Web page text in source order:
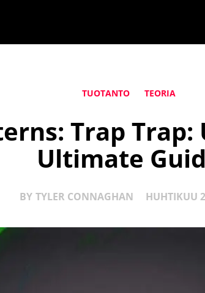
TUOTANTO TEORIA
Trap
Ultimate
BY TYLER CONNAGHAN HUHTIKUU